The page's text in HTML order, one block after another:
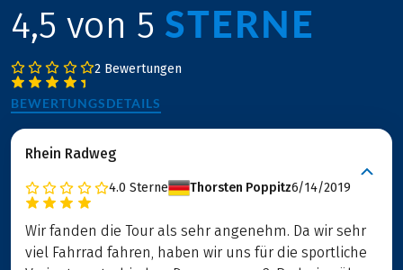
4,5 von 5 STERNE
2 Bewertungen
BEWERTUNGSDETAILS
Rhein Radweg
4.0 Sterne Thorsten Poppitz6/14/2019
Wir fanden die Tour als sehr angenehm. Da wir sehr
viel Fahrrad fahren, haben wir uns für die sportliche